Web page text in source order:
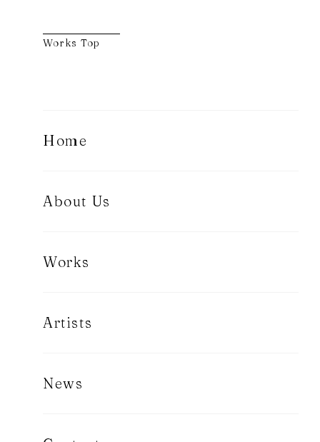
Works Top
Home
About Us
Works
Artists
News